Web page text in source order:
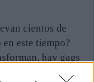
cientos de
este tiempo?
hay gags